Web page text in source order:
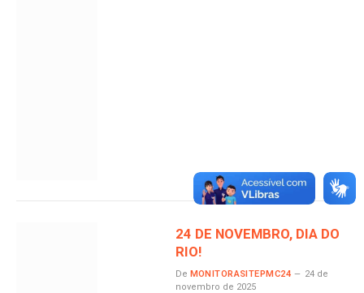
24 DE NOVEMBRO, DIA DO
RIO!
De MONITORASITEPMC24
24 de
novembro de 2025